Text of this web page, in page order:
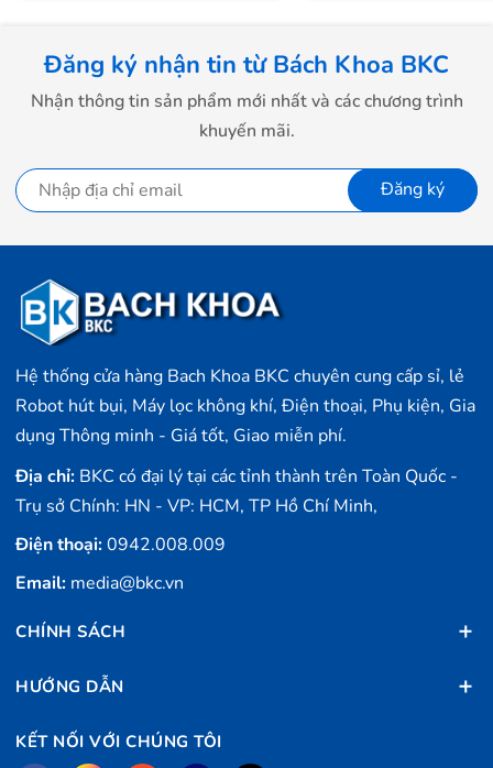
Đăng ký nhận tin từ Bách Khoa BKC
Nhận thông tin sản phẩm mới nhất và các chương trình
khuyến mãi.
Đăng ký
Hệ thống cửa hàng Bach Khoa BKC chuyên cung cấp sỉ, lẻ
Robot hút bụi, Máy lọc không khí, Điện thoại, Phụ kiện, Gia
dụng Thông minh - Giá tốt, Giao miễn phí.
Địa chỉ: BKC có đại lý tại các tỉnh thành trên Toàn Quốc -
Trụ sở Chính: HN - VP: HCM, TP Hồ Chí Minh,
Điện thoại:0942.008.009
Email: media@bkc.vn
CHÍNH SÁCH
HƯỚNG DẪN
KẾT NỐI VỚI CHÚNG TÔI